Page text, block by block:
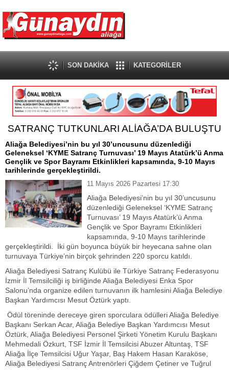
SON DAKİKA KATEGORİLER
SATRANÇ TUTKUNLARI ALİAĞA’DA BULUŞTU
Aliağa Belediyesi’nin bu yıl 30’uncusunu düzenlediği
Geleneksel ‘KYME Satranç Turnuvası’ 19 Mayıs Atatürk’ü Anma
Gençlik ve Spor Bayramı Etkinlikleri kapsamında, 9-10 Mayıs
tarihlerinde gerçekleştirildi.
11 Mayıs 2026 Pazartesi 17:30
Aliağa Belediyesi’nin bu yıl 30’uncusunu
düzenlediği Geleneksel ‘KYME Satranç
Turnuvası’ 19 Mayıs Atatürk’ü Anma
Gençlik ve Spor Bayramı Etkinlikleri
kapsamında, 9-10 Mayıs tarihlerinde
gerçekleştirildi. İki gün boyunca büyük bir heyecana sahne olan
turnuvaya Türkiye’nin birçok şehrinden 220 sporcu katıldı.
Aliağa Belediyesi Satranç Kulübü ile Türkiye Satranç Federasyonu
İzmir İl Temsilciliği iş birliğinde Aliağa Belediyesi Enka Spor
Salonu’nda organize edilen turnuvanın ilk hamlesini Aliağa Belediye
Başkan Yardımcısı Mesut Öztürk yaptı.
Ödül töreninde dereceye giren sporculara ödülleri Aliağa Belediye
Başkanı Serkan Acar, Aliağa Belediye Başkan Yardımcısı Mesut
Öztürk, Aliağa Belediyesi Personel Şirketi Yönetim Kurulu Başkanı
Mehmedali Özkurt, TSF İzmir İl Temsilcisi Abuzer Altuntaş, TSF
Aliağa İlçe Temsilcisi Uğur Yaşar, Baş Hakem Hasan Karaköse,
Aliağa Belediyesi Satranç Antrenörleri Çiğdem Çetiner ve Tuğrul